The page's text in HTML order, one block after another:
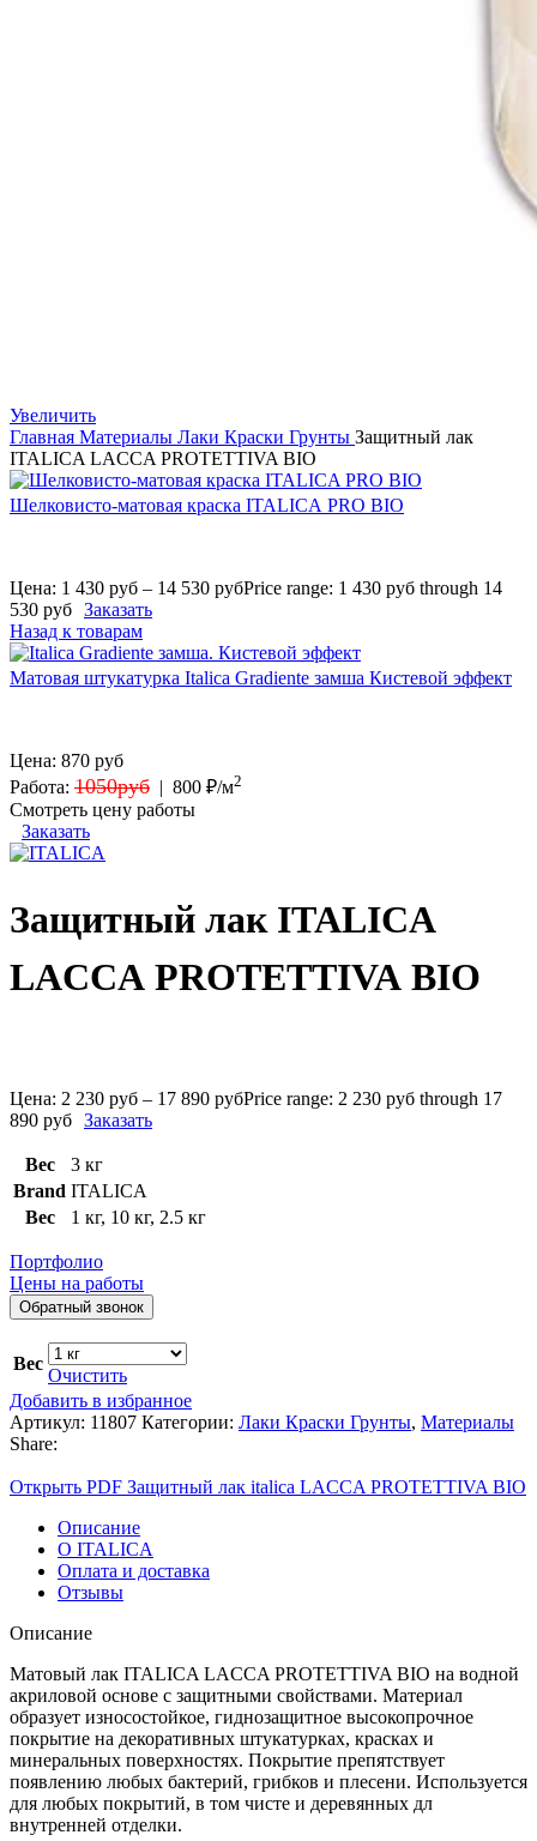
Увеличить
Главная Материалы Лаки Краски Грунты Защитный лак
ITALICA LACCA PROTETTIVA BIO
Шелковисто-матовая краска ITALICA PRO BIO
Цена: 1 430 руб – 14 530 рубPrice range: 1 430 руб through 14
530 руб Заказать
Назад к товарам
Матовая штукатурка Italica Gradiente замша Кистевой эффект
Цена: 870 руб
Работа: 1050руб | 800 ₽/м2
Смотреть цену работы
Заказать
Защитный лак ITALICA
LACCA PROTETTIVA BIO
Цена: 2 230 руб – 17 890 рубPrice range: 2 230 руб through 17
890 руб Заказать
Вес
3 кг
Brand ITALICA
Вес
1 кг, 10 кг, 2.5 кг
Портфолио
Цены на работы
Обратный звонок
Вес
Очистить
Добавить в избранное
Артикул: 11807 Категории: Лаки Краски Грунты, Материалы
Share:
Открыть PDF Защитный лак italica LACCA PROTETTIVA BIO
Описание
О ITALICA
Оплата и доставка
Отзывы
Описание
Матовый лак ITALICA LACCA PROTETTIVA BIO на водной
акриловой основе с защитными свойствами. Материал
образует износостойкое, гиднозащитное высокопрочное
покрытие на декоративных штукатурках, красках и
минеральных поверхностях. Покрытие препятствует
появлению любых бактерий, грибков и плесени. Используется
для любых покрытий, в том чисте и деревянных дл
внутренней отделки.